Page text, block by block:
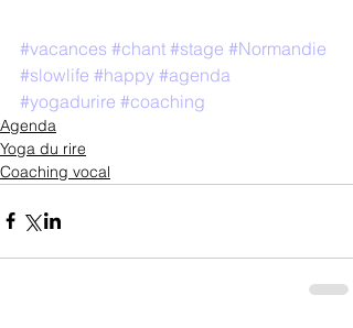
#vacances #chant #stage #Normandie
#slowlife #happy #agenda
#yogadurire #coaching
Agenda
Yoga du rire
Coaching vocal